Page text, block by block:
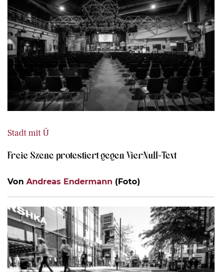
Stadt mit Ü
Freie Szene protestiert gegen VierNull-Text
Von Andreas Endermann (Foto)